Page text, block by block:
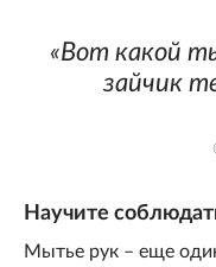
«Вот какой
зайчик
Научите
Мытье рук – еще